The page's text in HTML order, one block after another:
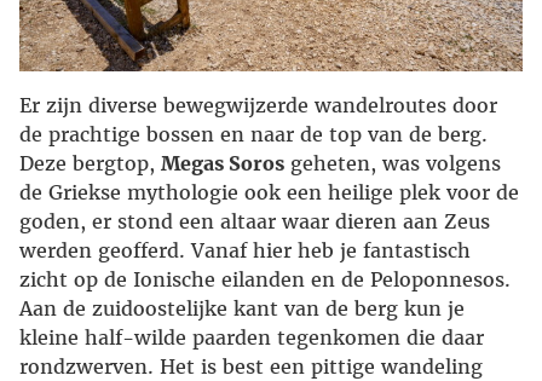
Er zijn diverse bewegwijzerde wandelroutes door
de prachtige bossen en naar de top van de berg.
Deze bergtop, Megas Soros geheten, was volgens
de Griekse mythologie ook een heilige plek voor de
goden, er stond een altaar waar dieren aan Zeus
werden geofferd. Vanaf hier heb je fantastisch
zicht op de Ionische eilanden en de Peloponnesos.
Aan de zuidoostelijke kant van de berg kun je
kleine half-wilde paarden tegenkomen die daar
rondzwerven. Het is best een pittige wandeling